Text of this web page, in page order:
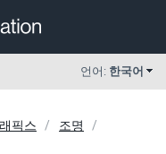
언어: 한국어
픽스
조명